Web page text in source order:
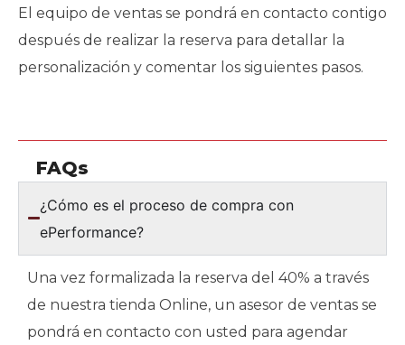
El equipo de ventas se pondrá en contacto contigo
después de realizar la reserva para detallar la
personalización y comentar los siguientes pasos.
FAQs
¿Cómo es el proceso de compra con
ePerformance?
Una vez formalizada la reserva del 40% a través
de nuestra tienda Online, un asesor de ventas se
pondrá en contacto con usted para agendar